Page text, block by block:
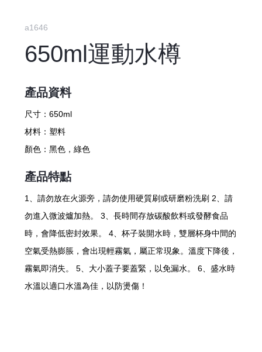
a1646
650ml運動水樽
產品資料
尺寸： 650ml
材料： 塑料
顏色： 黑色，綠色
產品特點
1、請勿放在火源旁，請勿使用硬質刷或研磨粉洗刷 2、請
勿進入微波爐加熱。 3、長時間存放碳酸飲料或發酵食品
時，會降低密封效果。 4、杯子裝開水時，雙層杯身中間的
空氣受熱膨脹，會出現輕霧氣，屬正常現象。溫度下降後，
霧氣即消失。 5、大小蓋子要蓋緊，以免漏水。 6、盛水時
水溫以適口水溫為佳，以防燙傷！